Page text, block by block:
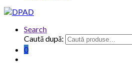
Search
Caută după:
0